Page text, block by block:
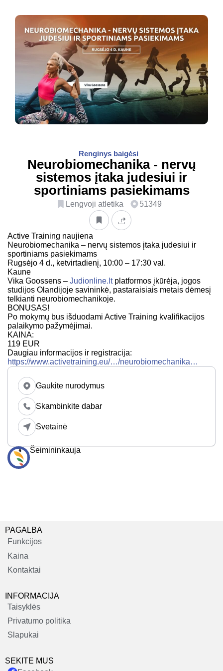
Renginys baigėsi
Neurobiomechanika - nervų
sistemos įtaka judesiui ir
sportiniams pasiekimams
Lengvoji atletika 51349
Active Training naujiena
Neurobiomechanika – nervų sistemos įtaka judesiui ir
sportiniams pasiekimams
Rugsėjo 4 d., ketvirtadienį, 10:00 – 17:30 val.
Kaune
Vika Goossens – Judionline.ltplatformos įkūrėja, jogos
studijos Olandijoje savininkė, pastaraisiais metais dėmesį
telkianti neurobiomechanikoje.
BONUSAS!
Po mokymų bus išduodami Active Training kvalifikacijos
palaikymo pažymėjimai.
KAINA:
119 EUR
Daugiau informacijos ir registracija:
https://www.activetraining.eu/…/neurobiomechanika…
Gaukite nurodymus
Skambinkite dabar
Svetainė
Šeimininkauja
PAGALBA
Funkcijos
Kaina
Kontaktai
INFORMACIJA
Taisyklės
Privatumo politika
Slapukai
SEKITE MUS